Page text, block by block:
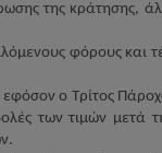
της κράτησης,
φόρους και
ο Τρίτος
των τιμών μετά